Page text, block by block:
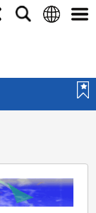
搜
语
选